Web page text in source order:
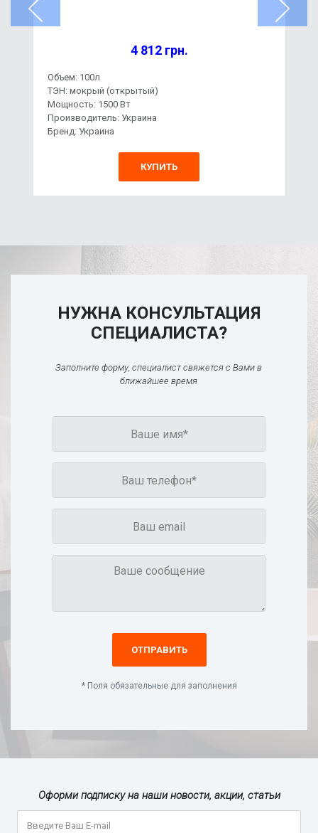
4 812 грн.
Объем: 100л
ТЭН: мокрый (открытый)
Мощность: 1500 Вт
Производитель: Украина
Бренд: Украина
КУПИТЬ
НУЖНА КОНСУЛЬТАЦИЯ
СПЕЦИАЛИСТА?
Заполните форму, специалист свяжется с Вами в
ближайшее время
ОТПРАВИТЬ
* Поля обязательные для заполнения
Оформи подписку на наши новости, акции, статьи